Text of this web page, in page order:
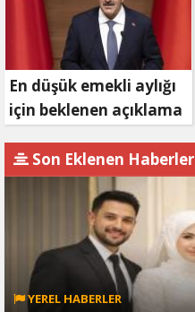
En düşük emekli aylığı
için beklenen açıklama
Son Eklenen Haberler
YEREL HABERLER